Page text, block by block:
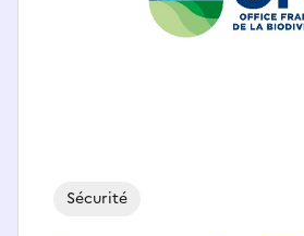
Sécurité